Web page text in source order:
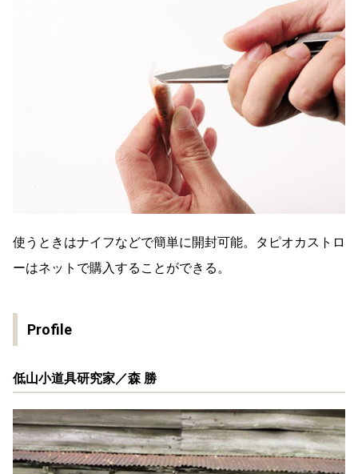
使うときはナイフなどで簡単に開封可能。タピオカストロ
ーはネットで購入することができる。
Profile
低山小道具研究家／森 勝